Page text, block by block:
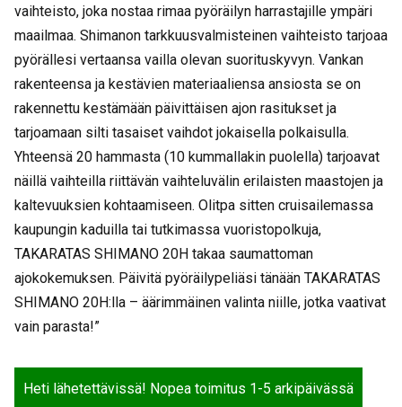
vaihteisto, joka nostaa rimaa pyöräilyn harrastajille ympäri
maailmaa. Shimanon tarkkuusvalmisteinen vaihteisto tarjoaa
pyörällesi vertaansa vailla olevan suorituskyvyn. Vankan
rakenteensa ja kestävien materiaaliensa ansiosta se on
rakennettu kestämään päivittäisen ajon rasitukset ja
tarjoamaan silti tasaiset vaihdot jokaisella polkaisulla.
Yhteensä 20 hammasta (10 kummallakin puolella) tarjoavat
näillä vaihteilla riittävän vaihteluvälin erilaisten maastojen ja
kaltevuuksien kohtaamiseen. Olitpa sitten cruisailemassa
kaupungin kaduilla tai tutkimassa vuoristopolkuja,
TAKARATAS SHIMANO 20H takaa saumattoman
ajokokemuksen. Päivitä pyöräilypeliäsi tänään TAKARATAS
SHIMANO 20H:lla – äärimmäinen valinta niille, jotka vaativat
vain parasta!”
Heti lähetettävissä! Nopea toimitus 1-5 arkipäivässä